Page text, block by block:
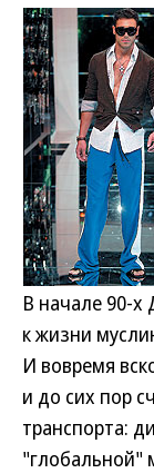
В начале 90-х
к жизни
И вовремя
и до сих пор
транспорта:
"глобальной"